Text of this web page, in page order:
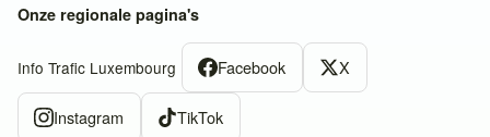
Onze regionale pagina's
Info Trafic Luxembourg Facebook X
Instagram TikTok